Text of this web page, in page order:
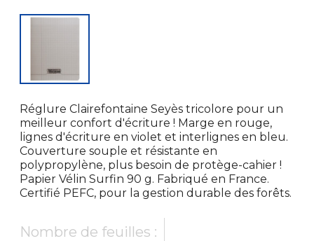
Réglure Clairefontaine Seyès tricolore pour un
meilleur confort d'écriture ! Marge en rouge,
lignes d'écriture en violet et interlignes en bleu.
Couverture souple et résistante en
polypropylène, plus besoin de protège-cahier !
Papier Vélin Surfin 90 g. Fabriqué en France.
Certifié PEFC, pour la gestion durable des forêts.
Nombre de feuilles :